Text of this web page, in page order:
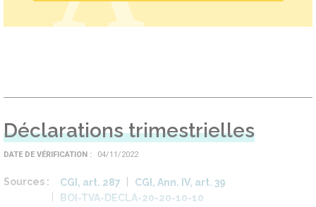
Déclarations trimestrielles
DATE DE VÉRIFICATION 04/11/2022
Sources CGI, art. 287
CGI, Ann. IV, art. 39
BOI-TVA-DECLA-20-20-10-10